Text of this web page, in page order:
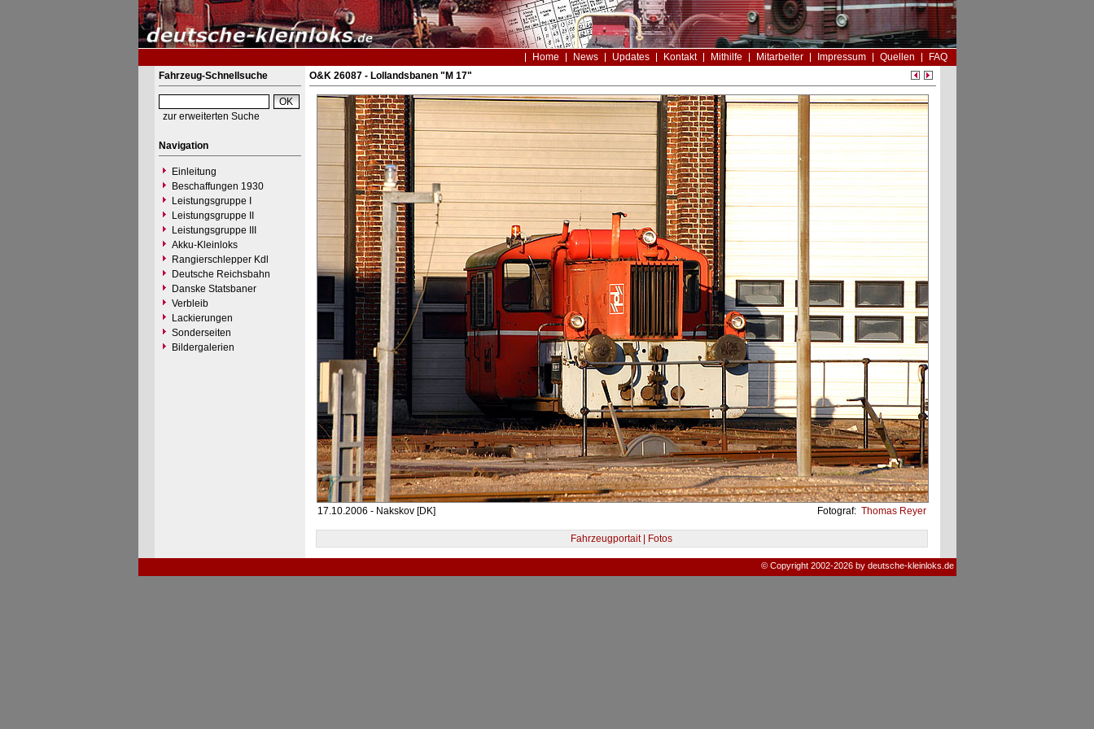
Home News Updates Kontakt Mithilfe Mitarbeiter Impressum Quellen
FAQ
Fahrzeug-Schnellsuche
zur erweiterten Suche
Navigation
Einleitung
Beschaffungen 1930
Leistungsgruppe I
Leistungsgruppe II
Leistungsgruppe III
Akku-Kleinloks
Rangierschlepper Kdl
Deutsche Reichsbahn
Danske Statsbaner
Verbleib
Lackierungen
Sonderseiten
Bildergalerien
O&K 26087 - Lollandsbanen "M 17"
17.10.2006 - Nakskov [DK] Fotograf: Thomas Reyer
Fahrzeugportait | Fotos
© Copyright 2002-2026 by deutsche-kleinloks.de